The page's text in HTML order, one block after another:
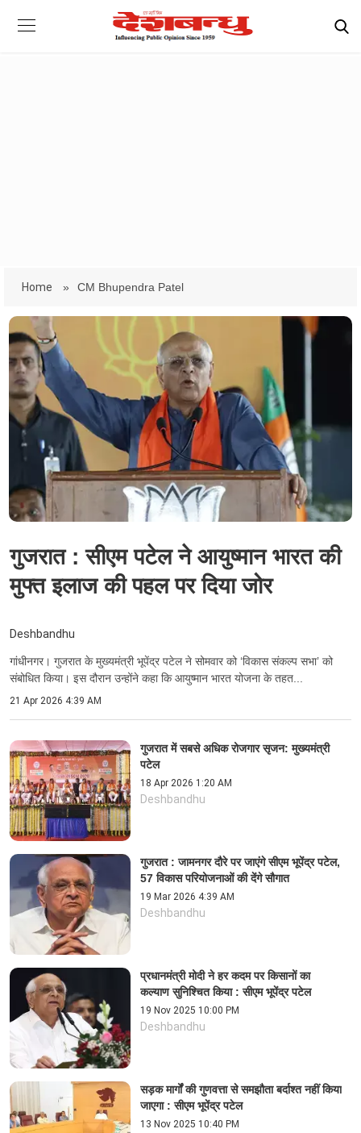
Home » CM Bhupendra Patel
गुजरात : सीएम पटेल ने आयुष्मान भारत की
मुफ्त इलाज की पहल पर दिया जोर
Deshbandhu
गांधीनगर। गुजरात के मुख्यमंत्री भूपेंद्र पटेल ने सोमवार को ‘विकास संकल्प सभा’ को
संबोधित किया। इस दौरान उन्‍होंने कहा कि आयुष्मान भारत योजना के तहत...
21 Apr 2026 4:39 AM
गुजरात में सबसे अधिक रोजगार सृजन: मुख्यमंत्री
पटेल
18 Apr 2026 1:20 AM
Deshbandhu
गुजरात : जामनगर दौरे पर जाएंगे सीएम भूपेंद्र पटेल,
57 विकास परियोजनाओं की देंगे सौगात
19 Mar 2026 4:39 AM
Deshbandhu
प्रधानमंत्री मोदी ने हर कदम पर किसानों का
कल्याण सुनिश्चित किया : सीएम भूपेंद्र पटेल
19 Nov 2025 10:00 PM
Deshbandhu
सड़क मार्गों की गुणवत्ता से समझौता बर्दाश्त नहीं किया
जाएगा : सीएम भूपेंद्र पटेल
13 Nov 2025 10:40 PM